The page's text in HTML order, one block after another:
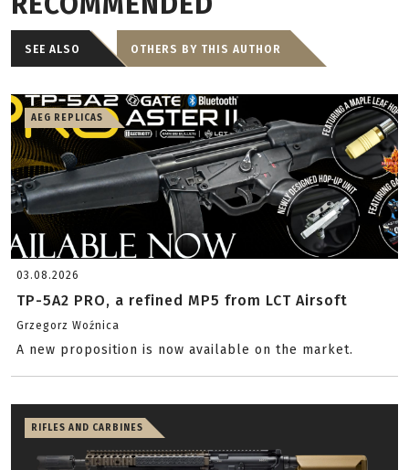
SEE ALSO OTHERS BY THIS AUTHOR
AEG REPLICAS
03.08.2026
TP-5A2 PRO, a refined MP5 from LCT Airsoft
Grzegorz Woźnica
A new proposition is now available on the market.
RIFLES AND CARBINES